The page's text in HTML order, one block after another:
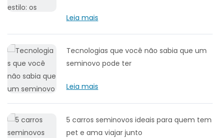
Leia mais
Tecnologias que você não sabia que um
seminovo pode ter
Leia mais
5 carros seminovos ideais para quem tem
pet e ama viajar junto